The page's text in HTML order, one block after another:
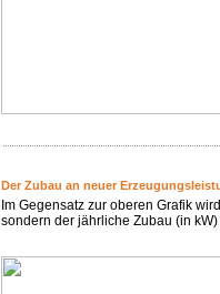
Der Zubau an neuer
Im Gegensatz zur oberen Grafik
sondern der jährliche Zubau (in